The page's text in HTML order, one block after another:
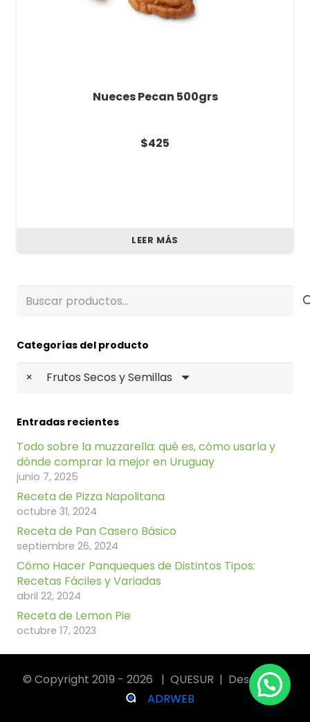
Nueces Pecan 500grs
$425
LEER MÁS
Buscar
Categorías del producto
× Frutos Secos y Semillas
Entradas recientes
Todo sobre la muzzarella: qué es, cómo usarla y
dónde comprar la mejor en Uruguay
junio 7, 2025
Receta de Pizza Napolitana
octubre 31, 2024
Receta de Pan Casero Básico
septiembre 26, 2024
Cómo Hacer Panqueques de Distintos Tipos:
Recetas Fáciles y Variadas
abril 22, 2024
Receta de Lemon Pie
octubre 17, 2023
© Copyright 2019 - 2026 | QUESUR | Desarrollo:
ADRWEB